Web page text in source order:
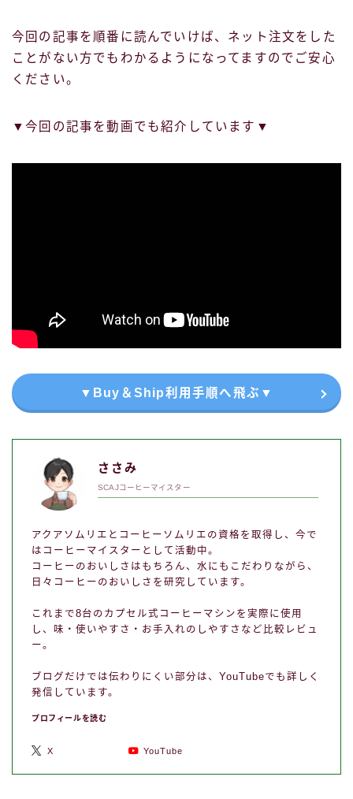
今回の記事を順番に読んでいけば、ネット注文をした
ことがない方でもわかるようになってますのでご安心
ください。
▼今回の記事を動画でも紹介しています▼
▼Buy＆Ship利用手順へ飛ぶ▼
ささみ
SCAJコーヒーマイスター
アクアソムリエとコーヒーソムリエの資格を取得し、今で
はコーヒーマイスターとして活動中。
コーヒーのおいしさはもちろん、水にもこだわりながら、
日々コーヒーのおいしさを研究しています。
これまで8台のカプセル式コーヒーマシンを実際に使用
し、味・使いやすさ・お手入れのしやすさなど比較レビュ
ー。
ブログだけでは伝わりにくい部分は、YouTubeでも詳しく
発信しています。
プロフィールを読む
X YouTube